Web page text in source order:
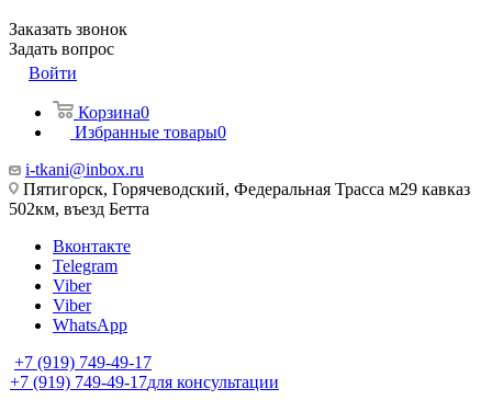
Заказать звонок
Задать вопрос
Войти
Корзина0
Избранные товары0
i-tkani@inbox.ru
Пятигорск, Горячеводский, Федеральная Трасса м29 кавказ
502км, въезд Бетта
Вконтакте
Telegram
Viber
Viber
WhatsApp
+7 (919) 749-49-17
+7 (919) 749-49-17для консультации